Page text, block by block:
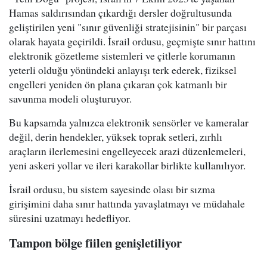
Hamas saldırısından çıkardığı dersler doğrultusunda
geliştirilen yeni "sınır güvenliği stratejisinin" bir parçası
olarak hayata geçirildi. İsrail ordusu, geçmişte sınır hattını
elektronik gözetleme sistemleri ve çitlerle korumanın
yeterli olduğu yönündeki anlayışı terk ederek, fiziksel
engelleri yeniden ön plana çıkaran çok katmanlı bir
savunma modeli oluşturuyor.
Bu kapsamda yalnızca elektronik sensörler ve kameralar
değil, derin hendekler, yüksek toprak setleri, zırhlı
araçların ilerlemesini engelleyecek arazi düzenlemeleri,
yeni askeri yollar ve ileri karakollar birlikte kullanılıyor.
İsrail ordusu, bu sistem sayesinde olası bir sızma
girişimini daha sınır hattında yavaşlatmayı ve müdahale
süresini uzatmayı hedefliyor.
Tampon bölge fiilen genişletiliyor